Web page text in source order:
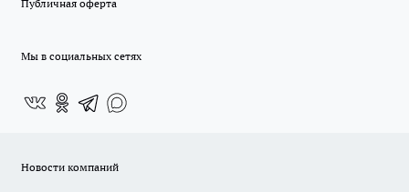
Публичная оферта
Мы в социальных сетях
Новости компаний